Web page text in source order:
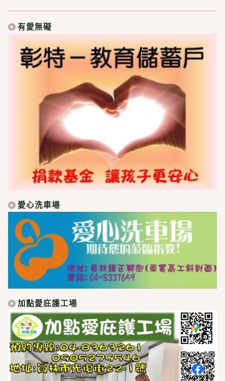
有愛無礙
愛心洗車場
加點愛庇護工場